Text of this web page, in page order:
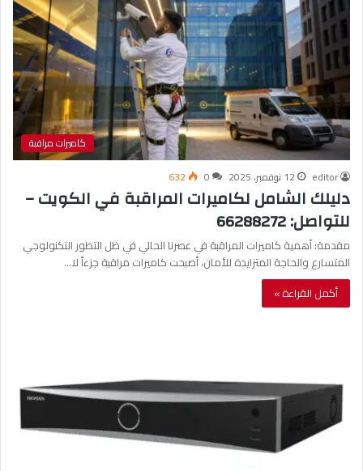
كاميرات مراقبة
editor
12 نوفمبر، 2025 0
632
دليلك الشامل لكاميرات المراقبة في الكويت –
للتواصل: 66288272
مقدمة: أهمية كاميرات المراقبة في عصرنا الحالي في ظل التطور التكنولوجي
المتسارع والحاجة المتزايدة للأمان، أصبحت كاميرات مراقبة جزءاً لا…
أكمل القراءة »